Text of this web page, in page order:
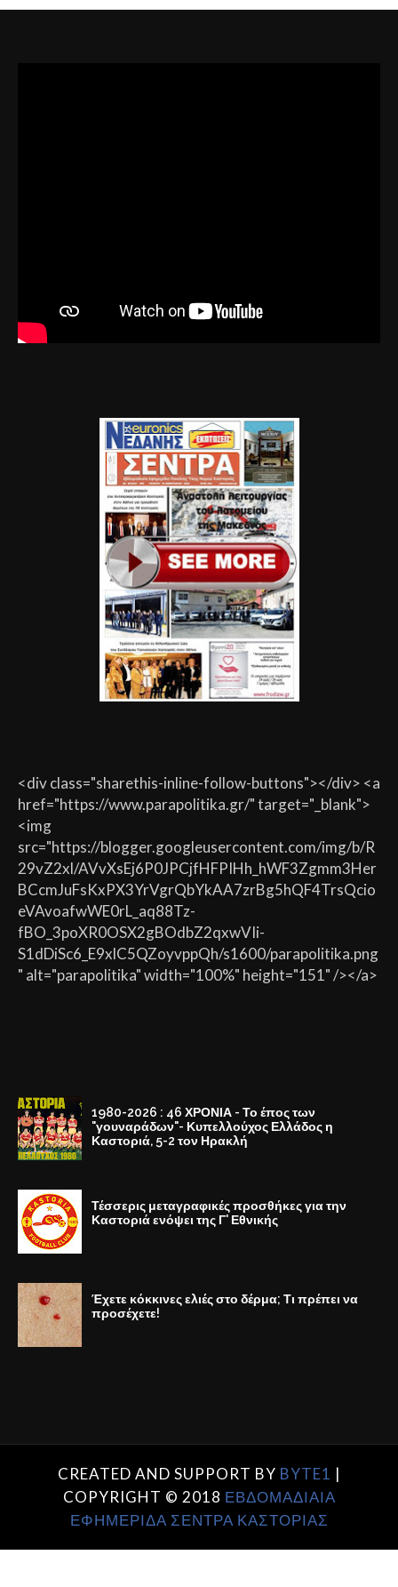
<div class="sharethis-inline-follow-buttons"></div> <a
href="https://www.parapolitika.gr/" target="_blank">
<img
src="https://blogger.googleusercontent.com/img/b/R
29vZ2xl/AVvXsEj6P0JPCjfHFPIHh_hWF3Zgmm3Her
BCcmJuFsKxPX3YrVgrQbYkAA7zrBg5hQF4TrsQcio
eVAvoafwWE0rL_aq88Tz-
fBO_3poXR0OSX2gBOdbZ2qxwVIi-
S1dDiSc6_E9xlC5QZoyvppQh/s1600/parapolitika.png
" alt="parapolitika" width="100%" height="151" /></a>
1980-2026 : 46 ΧΡΟΝΙΑ - Το έπος των
"γουναράδων"- Κυπελλούχος Ελλάδος η
Καστοριά, 5-2 τον Ηρακλή
Τέσσερις μεταγραφικές προσθήκες για την
Καστοριά ενόψει της Γ' Εθνικής
Έχετε κόκκινες ελιές στο δέρμα; Τι πρέπει να
προσέχετε!
CREATED AND SUPPORT BY BYTE1 |
COPYRIGHT © 2018 ΕΒΔΟΜΑΔΙΑΙΑ
ΕΦΗΜΕΡΙΔΑ ΣΕΝΤΡΑ ΚΑΣΤΟΡΙΑΣ